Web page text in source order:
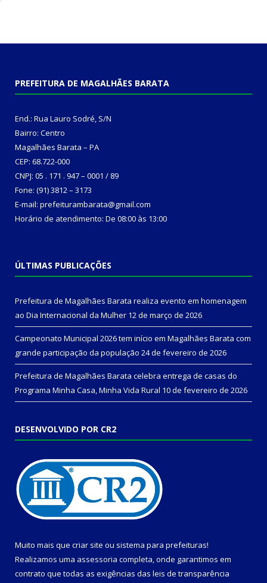
PREFEITURA DE MAGALHÃES BARATA
End.: Rua Lauro Sodré, S/N
Bairro: Centro
Magalhães Barata – PA
CEP: 68.722-000
CNPJ: 05 . 171 . 947 – 0001 / 89
Fone: (91) 3812 – 3173
E-mail: prefeiturambarata@gmail.com
Horário de atendimento: De 08:00 às 13:00
ÚLTIMAS PUBLICAÇÕES
Prefeitura de Magalhães Barata realiza evento em homenagem
ao Dia Internacional da Mulher 12 de março de 2026
Campeonato Municipal 2026 tem início em Magalhães Barata com
grande participação da população 24 de fevereiro de 2026
Prefeitura de Magalhães Barata celebra entrega de casas do
Programa Minha Casa, Minha Vida Rural 10 de fevereiro de 2026
DESENVOLVIDO POR CR2
Muito mais que criar site ou sistema para prefeituras!
Realizamos uma assessoria completa, onde garantimos em
contrato que todas as exigências das leis de transparência